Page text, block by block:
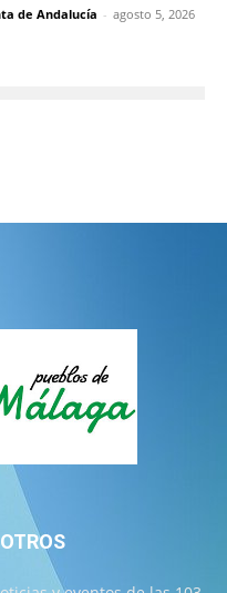
de Andalucía - agosto 5, 2026